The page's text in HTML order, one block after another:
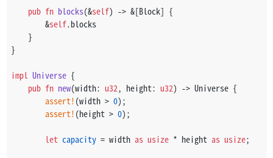
pub fn blocks(&self) -> &[Block] {
        &
self.blocks
    }
}
impl Universe {
pub fn new(width: u32, height: u32) -> Universe {
assert! (width > 0);
assert! (height > 0);
let capacity = width as usize * height as usize;